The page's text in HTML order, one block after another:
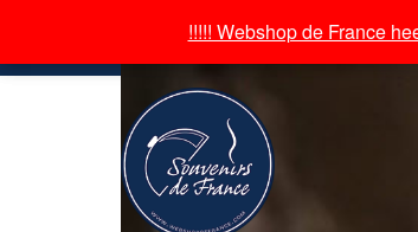
!!!!! Webshop de France
!!!!! Webshop de France